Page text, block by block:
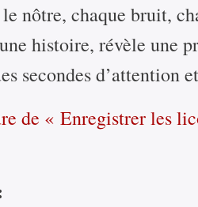
nôtre, chaque bruit,
histoire, révèle une
secondes d’attention
de « Enregistrer les